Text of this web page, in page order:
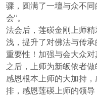
骤，圆满了一壇与众不同
会‘’。
法会后，莲碤金刚上师
浅，提升了对佛法与传
重要性！加强与会大众对
之后，上师为新皈依者
感恩根本上师的大加持
排，感恩莲碤上师的领